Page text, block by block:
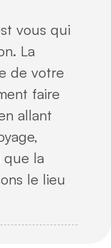
vous qui
La
de votre
faire
allant
que la
le lieu